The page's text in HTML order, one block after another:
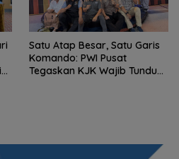
Satu Atap Besar, Satu Garis
Komando: PWI Pusat
Tegaskan KJK Wajib Tunduk